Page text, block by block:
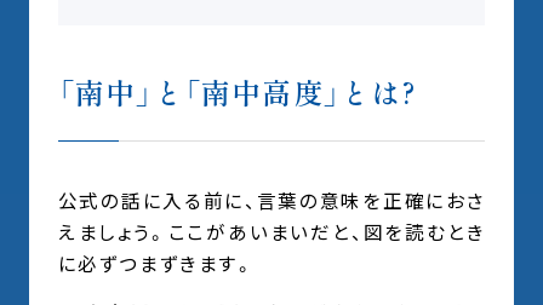
「南中」と「南中高度」とは?
公式の話に入る前に、言葉の意味を正確におさ
えましょう。ここがあいまいだと、図を読むとき
に必ずつまずきます。